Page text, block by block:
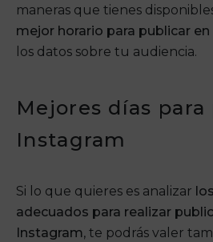
maneras que tienes
mejor horario para publicar
los datos sobre tu audiencia.
Mejores días
Instagram
Si lo que quieres es analizar
adecuados para realizar
Instagram, te podrás valer